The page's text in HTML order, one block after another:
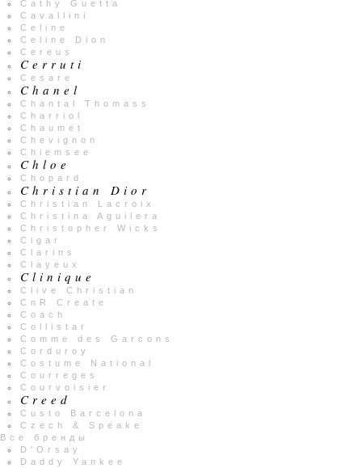
Cathy Guetta
Cavallini
Celine
Celine Dion
Cereus
Cerruti
Cesare
Chanel
Chantal Thomass
Charriol
Chaumet
Chevignon
Chiemsee
Chloe
Chopard
Christian Dior
Christian Lacroix
Christina Aguilera
Christopher Wicks
Cigar
Clarins
Clayeux
Clinique
Clive Christian
CnR Create
Coach
Collistar
Comme des Garcons
Corduroy
Costume National
Courreges
Courvoisier
Creed
Custo Barcelona
Czech & Speake
Все бренды
D'Orsay
Daddy Yankee